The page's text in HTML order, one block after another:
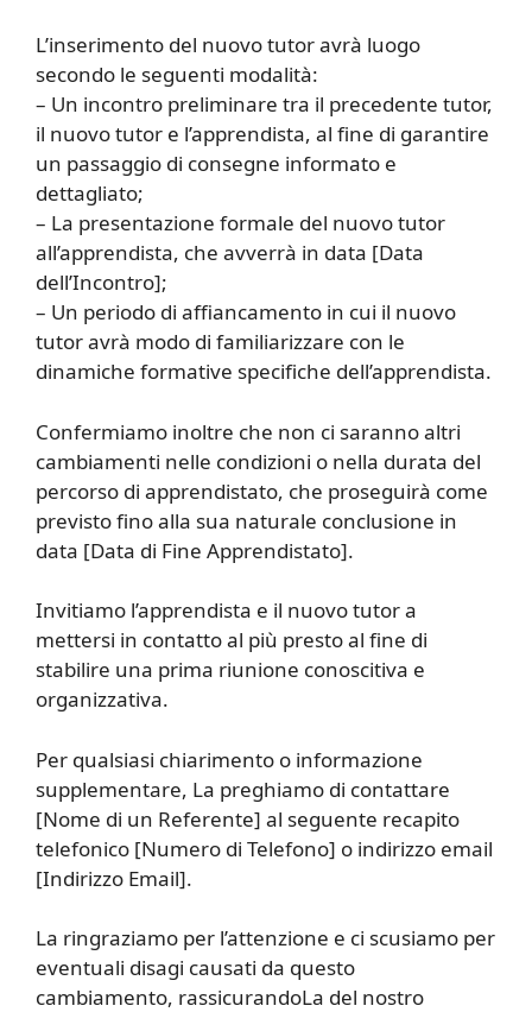
L’inserimento del nuovo tutor avrà luogo
secondo le seguenti modalità:
– Un incontro preliminare tra il precedente tutor,
il nuovo tutor e l’apprendista, al fine di garantire
un passaggio di consegne informato e
dettagliato;
– La presentazione formale del nuovo tutor
all’apprendista, che avverrà in data [Data
dell’Incontro];
– Un periodo di affiancamento in cui il nuovo
tutor avrà modo di familiarizzare con le
dinamiche formative specifiche dell’apprendista.
Confermiamo inoltre che non ci saranno altri
cambiamenti nelle condizioni o nella durata del
percorso di apprendistato, che proseguirà come
previsto fino alla sua naturale conclusione in
data [Data di Fine Apprendistato].
Invitiamo l’apprendista e il nuovo tutor a
mettersi in contatto al più presto al fine di
stabilire una prima riunione conoscitiva e
organizzativa.
Per qualsiasi chiarimento o informazione
supplementare, La preghiamo di contattare
[Nome di un Referente] al seguente recapito
telefonico [Numero di Telefono] o indirizzo email
[Indirizzo Email].
La ringraziamo per l’attenzione e ci scusiamo per
eventuali disagi causati da questo
cambiamento, rassicurandoLa del nostro